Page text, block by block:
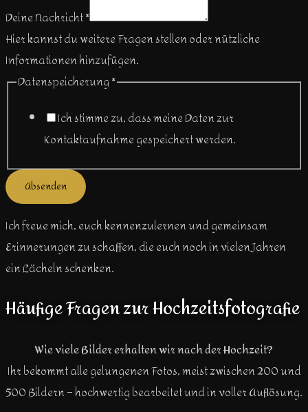
soll
Deine Nachricht*
Hier kannst du weitere Fragen stellen oder nützliche
Informationen hinzufügen.
Datenspeicherung*
Ich stimme zu, dass meine Daten zur
Kontaktaufnahme gespeichert werden.
Absenden
Ich freue mich, euch kennenzulernen und gemeinsam
Erinnerungen zu schaffen, die euch noch in vielen Jahren
ein Lächeln schenken.
Häufige Fragen zur Hochzeitsfotografie
Wie viele Bilder erhalten wir nach der Hochzeit?
Ihr bekommt alle gelungenen Fotos, meist zwischen 200 und
500 Bildern – hochwertig bearbeitet und in voller Auflösung.